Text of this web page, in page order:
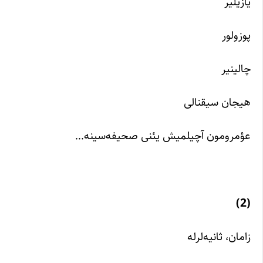
پوزولور
چالینیر
هیجان سیقنالی
عؤمرومون آچیلمیش یئنی صحیفه‌سینه…
(2)
زامان، ثانیه‌لرله